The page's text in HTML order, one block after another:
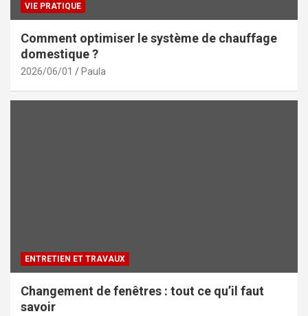
VIE PRATIQUE
Comment optimiser le système de chauffage
domestique ?
2026/06/01 Paula
ENTRETIEN ET TRAVAUX
Changement de fenêtres : tout ce qu’il faut
savoir